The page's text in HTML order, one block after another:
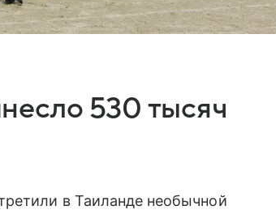
530 тысяч
в Таиланде необычной